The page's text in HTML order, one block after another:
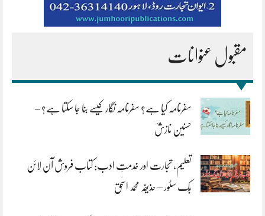
مقبول عنوانات
سفرنامہ کیا ہے؟ سفرنامہ نگار کیسے بنا جا سکتا ہے؟ –
حسنین نازشؔ
تعلیم، تجارت اور خدمتِ ادب: کتاب فروش آن لائن
بُک سٹور – حذیفہ محمد اسحٰق